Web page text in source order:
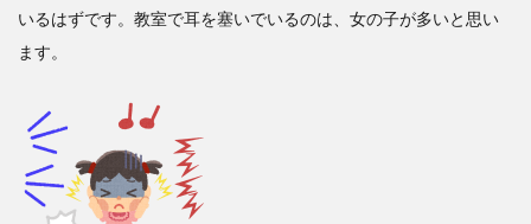
いるはずです。教室で耳を塞いでいるのは、女の子が多いと思い
ます。